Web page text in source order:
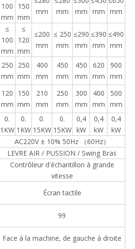
100
mm
150
mm
mm
mm
mm mm mm
≤
100
mm
≤
120
mm
≤200
mm
≤ 250
mm
≤290
mm
≤390
mm
≤490
mm
250
mm
250
mm
400
mm
450
mm
450
mm
620
mm
900
mm
120
mm
150
mm
210
mm
250
mm
300
mm
400
mm
500
mm
0.
1KW
0.
1KW
0.
15KW
0.
15KW
0,4
kW
0,4
kW
0,4
kW
AC220V ± 10% 50Hz （60Hz）
LEVRE AIR / PUSSION / Swing Bras
Contrôleur d'échantillon à grande
vitesse
Écran tactile
99
Face à la machine, de gauche à droite